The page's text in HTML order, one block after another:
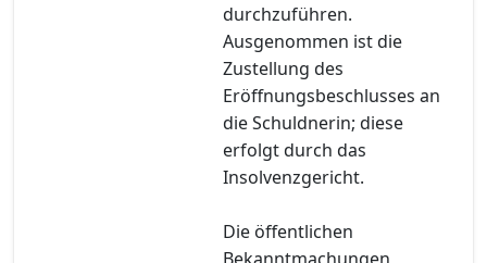
durchzuführen.
Ausgenommen ist die
Zustellung des
Eröffnungsbeschlusses an
die Schuldnerin; diese
erfolgt durch das
Insolvenzgericht.
Die öffentlichen
Bekanntmachungen